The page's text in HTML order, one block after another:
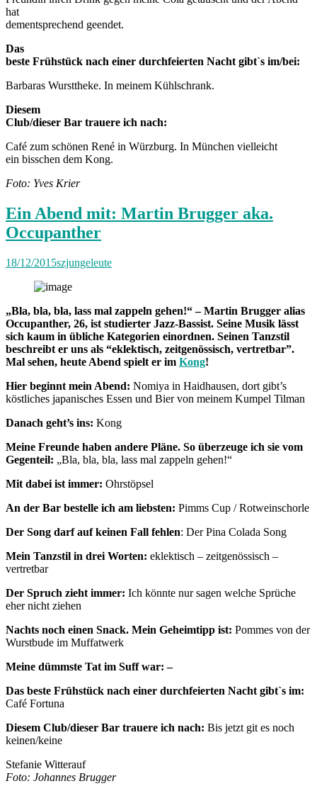
hat
dementsprechend geendet.
Das
beste Frühstück nach einer durchfeierten Nacht gibt`s im/bei:
Barbaras Wursttheke. In meinem Kühlschrank.
Diesem
Club/dieser Bar trauere ich nach:
Café zum schönen René in Würzburg. In München vielleicht
ein bisschen dem Kong.
Foto: Yves Krier
Ein Abend mit: Martin Brugger aka.
Occupanther
18/12/2015szjungeleute
„Bla, bla, bla, lass mal zappeln gehen!“ – Martin Brugger alias
Occupanther, 26, ist studierter Jazz-Bassist. Seine Musik lässt
sich kaum in übliche Kategorien einordnen. Seinen Tanzstil
beschreibt er uns als “eklektisch, zeitgenössisch, vertretbar”.
Mal sehen, heute Abend spielt er im Kong!
Hier beginnt mein Abend: Nomiya in Haidhausen, dort gibt’s
köstliches japanisches Essen und Bier von meinem Kumpel Tilman
Danach geht’s ins: Kong
Meine Freunde haben andere Pläne. So überzeuge ich sie vom
Gegenteil: „Bla, bla, bla, lass mal zappeln gehen!“
Mit dabei ist immer: Ohrstöpsel
An der Bar bestelle ich am liebsten: Pimms Cup / Rotweinschorle
Der Song darf auf keinen Fall fehlen: Der Pina Colada Song
Mein Tanzstil in drei Worten: eklektisch – zeitgenössisch –
vertretbar
Der Spruch zieht immer: Ich könnte nur sagen welche Sprüche
eher nicht ziehen
Nachts noch einen Snack. Mein Geheimtipp ist: Pommes von der
Wurstbude im Muffatwerk
Meine dümmste Tat im Suff war: –
Das beste Frühstück nach einer durchfeierten Nacht gibt`s im:
Café Fortuna
Diesem Club/dieser Bar trauere ich nach: Bis jetzt git es noch
keinen/keine
Stefanie Witterauf
Foto: Johannes Brugger